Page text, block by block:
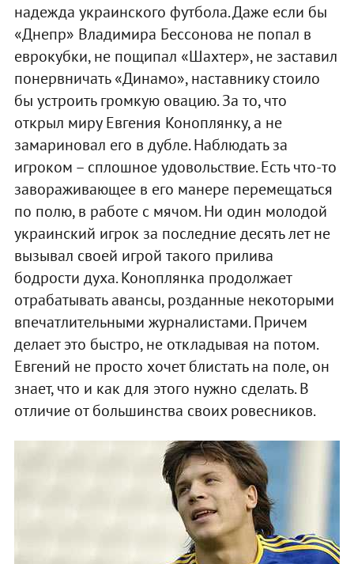
надежда украинского футбола. Даже если бы
«Днепр» Владимира Бессонова не попал в
еврокубки, не пощипал «Шахтер», не заставил
понервничать «Динамо», наставнику стоило
бы устроить громкую овацию. За то, что
открыл миру Евгения Коноплянку, а не
замариновал его в дубле. Наблюдать за
игроком – сплошное удовольствие. Есть что-то
завораживающее в его манере перемещаться
по полю, в работе с мячом. Ни один молодой
украинский игрок за последние десять лет не
вызывал своей игрой такого прилива
бодрости духа. Коноплянка продолжает
отрабатывать авансы, розданные некоторыми
впечатлительными журналистами. Причем
делает это быстро, не откладывая на потом.
Евгений не просто хочет блистать на поле, он
знает, что и как для этого нужно сделать. В
отличие от большинства своих ровесников.